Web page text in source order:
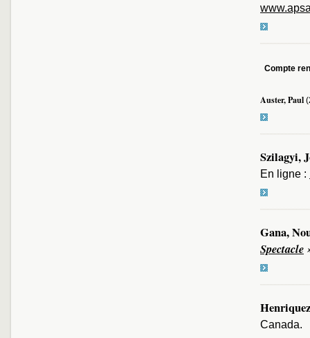
Compte
Auster, Paul
Szilagyi,
En ligne :
Gana,
Spectacle
Canada.